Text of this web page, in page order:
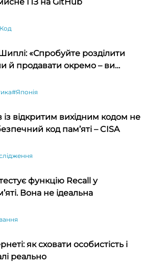
«Спробуйте розділити
й продавати окремо – ви
#Японія
із відкритим вихідним кодом не
код пам’яті – CISA
функцію Recall у
Вона не ідеальна
як сховати особистість і
реально